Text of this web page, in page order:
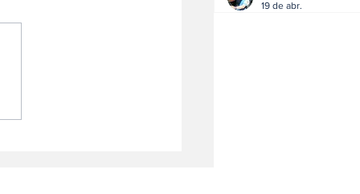
no Top 3 do
19 de abr.